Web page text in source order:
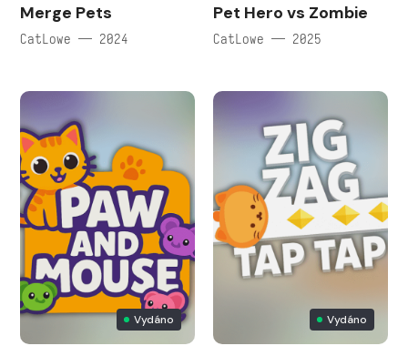
Merge Pets
CatLowe — 2024
Pet Hero vs Zombie
CatLowe — 2025
Vydáno Vydáno